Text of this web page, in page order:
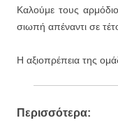
Καλούμε τους
σιωπή απέναντι σε
Η αξιοπρέπεια της
Περισσότερα: